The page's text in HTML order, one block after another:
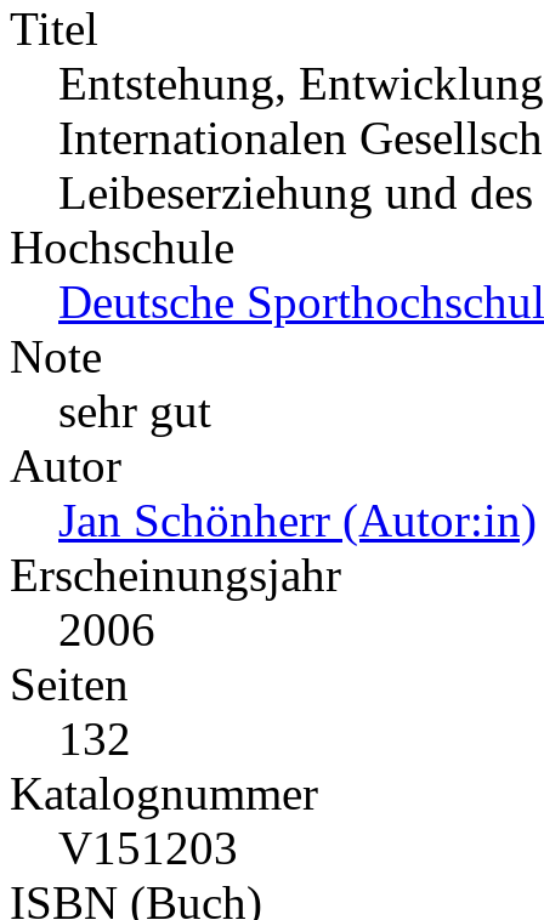
Titel
Entstehung,
Internationalen
Leibeserziehung und
Hochschule
Deutsche
Note
sehr gut
Autor
Jan Schönherr (Autor:in)
Erscheinungsjahr
2006
Seiten
132
Katalognummer
V151203
ISBN (Buch)